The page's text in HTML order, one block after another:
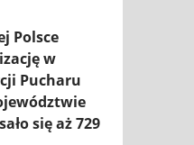
Polsce
w
Pucharu
się aż 729